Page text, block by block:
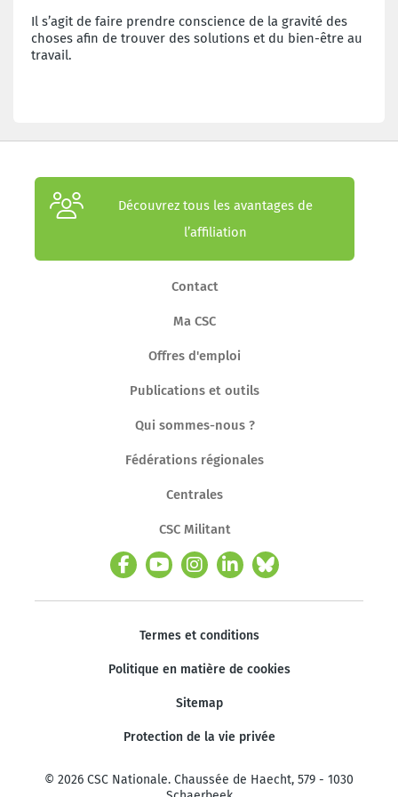
Il s’agit de faire prendre conscience de la gravité des
choses afin de trouver des solutions et du bien-être au
travail.
Découvrez tous les avantages de
l’affiliation
Contact
Ma CSC
Offres d'emploi
Publications et outils
Qui sommes-nous ?
Fédérations régionales
Centrales
CSC Militant
Termes et conditions
Politique en matière de cookies
Sitemap
Protection de la vie privée
© 2026 CSC Nationale. Chaussée de Haecht, 579 - 1030